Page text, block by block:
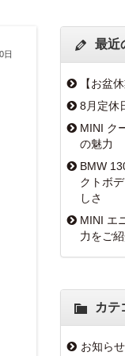
日
最近
【お盆
8月定休
MINI ク
の魅力
BMW
クトボ
しさ
MINI エ
力をご
カテ
お知らせ